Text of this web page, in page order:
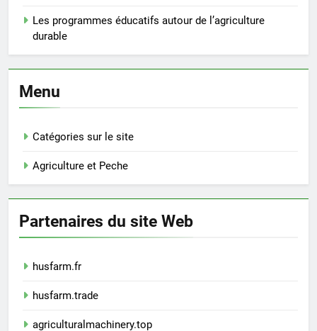
Les programmes éducatifs autour de l’agriculture
durable
Menu
Catégories sur le site
Agriculture et Peche
Partenaires du site Web
husfarm.fr
husfarm.trade
agriculturalmachinery.top